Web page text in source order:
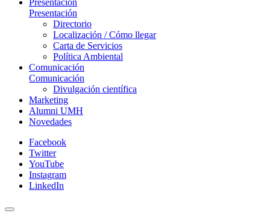
Presentación
Presentación
Directorio
Localización / Cómo llegar
Carta de Servicios
Política Ambiental
Comunicación
Comunicación
Divulgación científica
Marketing
Alumni UMH
Novedades
Facebook
Twitter
YouTube
Instagram
LinkedIn